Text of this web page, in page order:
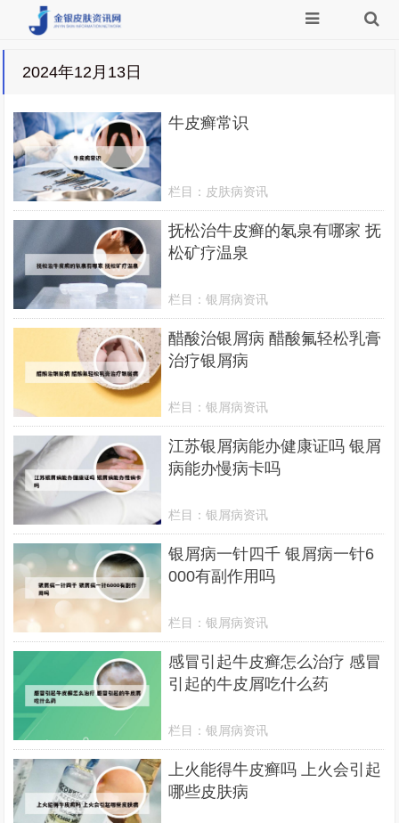
2024年12月13日
牛皮癣常识
栏目： 皮肤病资讯
抚松治牛皮癣的氡泉有哪家 抚
松矿疗温泉
栏目：银屑病资讯
醋酸治银屑病 醋酸氟轻松乳膏
治疗银屑病
栏目：银屑病资讯
江苏银屑病能办健康证吗 银屑
病能办慢病卡吗
栏目：银屑病资讯
银屑病一针四千 银屑病一针6
000有副作用吗
栏目：银屑病资讯
感冒引起牛皮癣怎么治疗 感冒
引起的牛皮屑吃什么药
栏目：银屑病资讯
上火能得牛皮癣吗 上火会引起
哪些皮肤病